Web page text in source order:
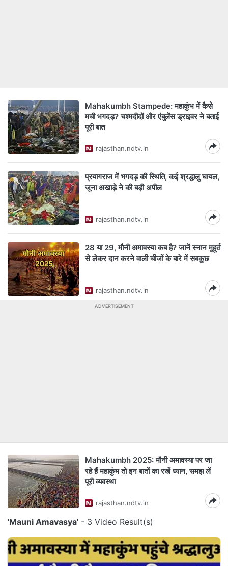
Mahakumbh Stampede: महाकुंभ में कैसे
मची भगदड़? चश्‍मदीदों और एंबुलेंस ड्राइवर ने बताई
पूरी बात
rajasthan.ndtv.in
प्रयागराज में भगदड़ की स्‍थित‍ि, कई श्रद्धालु घायल,
जूना अखाड़े ने की बड़ी अपील
rajasthan.ndtv.in
28 या 29, मौनी अमावस्या कब है? जानें स्नान मुहूर्त
से लेकर दान करने वाली चीजों के बारे में सबकुछ
rajasthan.ndtv.in
ADVERTISEMENT
Mahakumbh 2025: मौनी अमावस्‍या पर जा
रहे हैं महाकुंभ तो इन बातों का रखें ध्‍यान, समझ लें
पूरी व्‍यवस्‍था
rajasthan.ndtv.in
'Mauni Amavasya' - 3 Video Result(s)